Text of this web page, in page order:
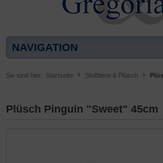
NAVIGATION
Sie sind hier: Startseite Stofftiere & Plüsch
Plüsch Pinguin "Sweet" 45cm